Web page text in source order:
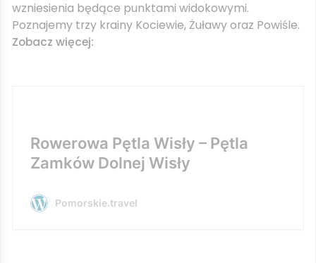
wzniesienia będące punktami widokowymi.
Poznajemy trzy krainy Kociewie, Żuławy oraz Powiśle.
Zobacz więcej:
Rowerowa Pętla Wisły – Pętla
Zamków Dolnej Wisły
Pomorskie.travel